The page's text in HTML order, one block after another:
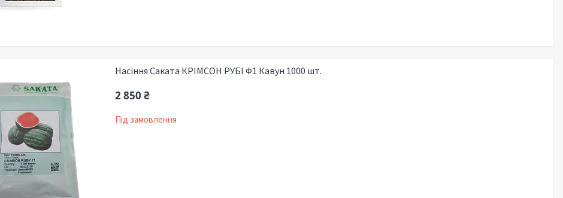
Насіння Саката КРІМСОН РУБІ Ф1 Кавун 1000 шт.
2 850 ₴
Під замовлення